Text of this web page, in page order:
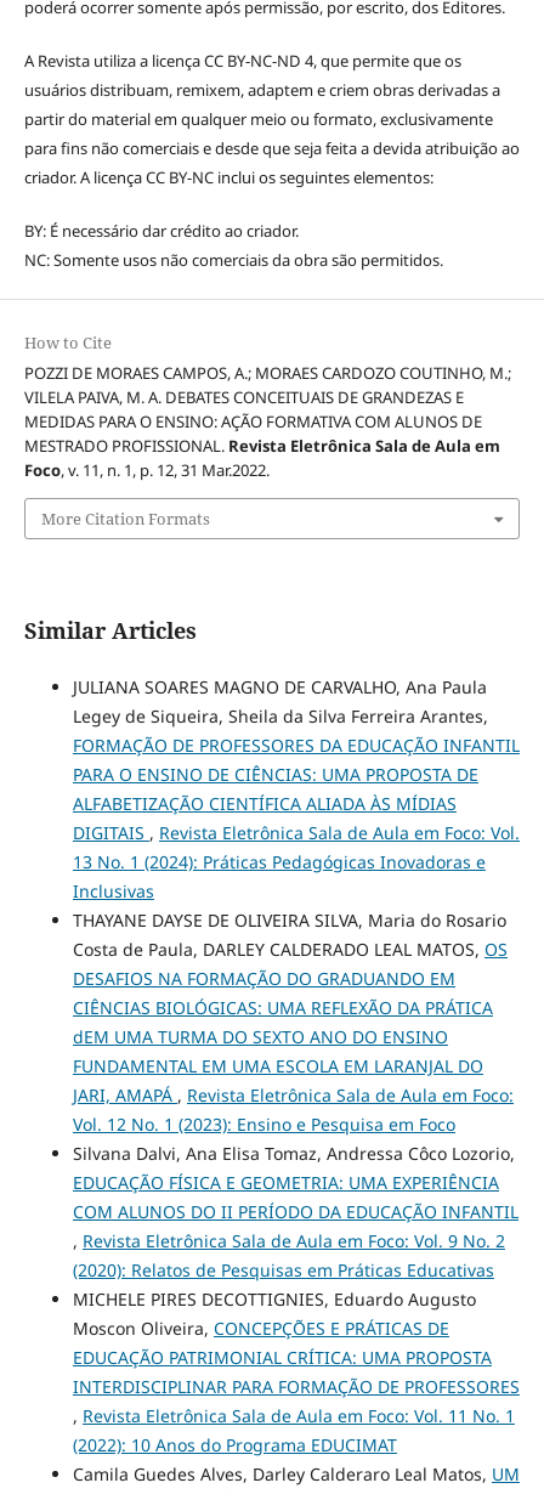
poderá ocorrer somente após permissão, por escrito, dos Editores.
A Revista utiliza a licença CC BY-NC-ND 4, que permite que os
usuários distribuam, remixem, adaptem e criem obras derivadas a
partir do material em qualquer meio ou formato, exclusivamente
para fins não comerciais e desde que seja feita a devida atribuição ao
criador. A licença CC BY-NC inclui os seguintes elementos:
BY: É necessário dar crédito ao criador.
NC: Somente usos não comerciais da obra são permitidos.
How to Cite
POZZI DE MORAES CAMPOS, A.; MORAES CARDOZO COUTINHO, M.;
VILELA PAIVA, M. A. DEBATES CONCEITUAIS DE GRANDEZAS E
MEDIDAS PARA O ENSINO: AÇÃO FORMATIVA COM ALUNOS DE
MESTRADO PROFISSIONAL. Revista Eletrônica Sala de Aula em
Foco, v. 11, n. 1, p. 12, 31 Mar.2022.
More Citation Formats
Similar Articles
JULIANA SOARES MAGNO DE CARVALHO, Ana Paula
Legey de Siqueira, Sheila da Silva Ferreira Arantes,
FORMAÇÃO DE PROFESSORES DA EDUCAÇÃO INFANTIL
PARA O ENSINO DE CIÊNCIAS: UMA PROPOSTA DE
ALFABETIZAÇÃO CIENTÍFICA ALIADA ÀS MÍDIAS
DIGITAIS , Revista Eletrônica Sala de Aula em Foco: Vol.
13 No. 1 (2024): Práticas Pedagógicas Inovadoras e
Inclusivas
THAYANE DAYSE DE OLIVEIRA SILVA, Maria do Rosario
Costa de Paula, DARLEY CALDERADO LEAL MATOS, OS
DESAFIOS NA FORMAÇÃO DO GRADUANDO EM
CIÊNCIAS BIOLÓGICAS: UMA REFLEXÃO DA PRÁTICA
dEM UMA TURMA DO SEXTO ANO DO ENSINO
FUNDAMENTAL EM UMA ESCOLA EM LARANJAL DO
JARI, AMAPÁ , Revista Eletrônica Sala de Aula em Foco:
Vol. 12 No. 1 (2023): Ensino e Pesquisa em Foco
Silvana Dalvi, Ana Elisa Tomaz, Andressa Côco Lozorio,
EDUCAÇÃO FÍSICA E GEOMETRIA: UMA EXPERIÊNCIA
COM ALUNOS DO II PERÍODO DA EDUCAÇÃO INFANTIL
, Revista Eletrônica Sala de Aula em Foco: Vol. 9 No. 2
(2020): Relatos de Pesquisas em Práticas Educativas
MICHELE PIRES DECOTTIGNIES, Eduardo Augusto
Moscon Oliveira, CONCEPÇÕES E PRÁTICAS DE
EDUCAÇÃO PATRIMONIAL CRÍTICA: UMA PROPOSTA
INTERDISCIPLINAR PARA FORMAÇÃO DE PROFESSORES
, Revista Eletrônica Sala de Aula em Foco: Vol. 11 No. 1
(2022): 10 Anos do Programa EDUCIMAT
Camila Guedes Alves, Darley Calderaro Leal Matos, UM